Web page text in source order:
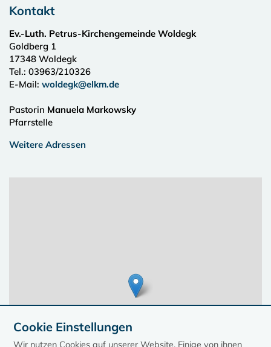
Kontakt
Ev.-Luth. Petrus-Kirchengemeinde Woldegk
Goldberg 1
17348 Woldegk
Tel.: 03963/210326
E-Mail: woldegk@elkm.de
Pastorin Manuela Markowsky
Pfarrstelle
Weitere Adressen
Cookie Einstellungen
Wir nutzen Cookies auf unserer Website. Einige von ihnen